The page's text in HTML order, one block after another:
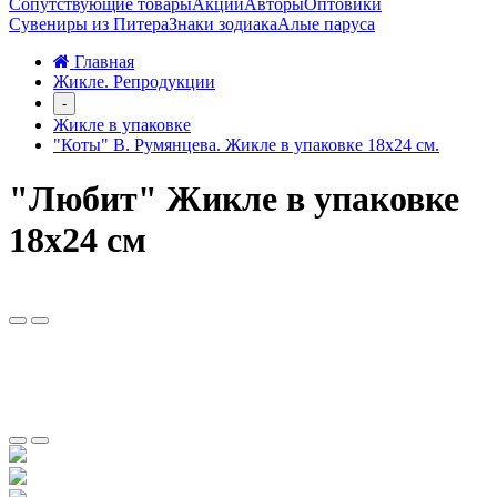
Сопутствующие товарыАкцииАвторыОптовики
Сувениры из ПитераЗнаки зодиакаАлые паруса
Главная
Жикле. Репродукции
-
Жикле в упаковке
"Коты" В. Румянцева. Жикле в упаковке 18х24 см.
"Любит" Жикле в упаковке
18х24 см